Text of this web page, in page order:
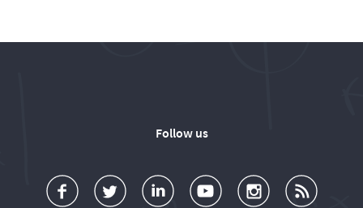
Follow us
a o d o o u